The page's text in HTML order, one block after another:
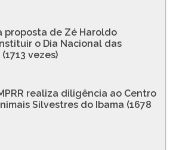
proposta de Zé Haroldo
o Dia Nacional das
vezes)
realiza diligência ao Centro
Silvestres do Ibama (1678